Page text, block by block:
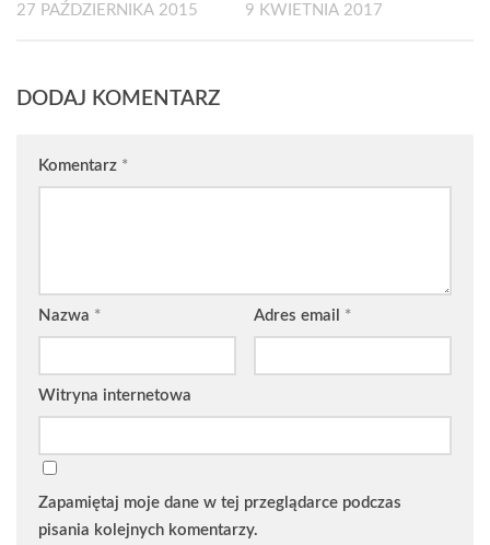
27 PAŹDZIERNIKA 2015 9 KWIETNIA 2017
DODAJ KOMENTARZ
Komentarz *
Nazwa * Adres email *
Witryna internetowa
Zapamiętaj moje dane w tej przeglądarce podczas
pisania kolejnych komentarzy.